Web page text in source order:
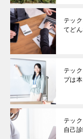
テッ
てど
テッ
プは
テッ
自己